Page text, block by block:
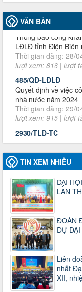
VĂN BẢN
60/TB-LĐLĐ
Thông báo công
LĐLĐ tỉnh Điện Biên
lượt xem: 816 | lượt
485/QĐ-LĐLĐ
Quyết định về việc
nhà nước năm 2024
Thời gian đăng: 29/
lượt xem: 915 | lượt
2930/TLĐ-TC
Công văn số 2930/
LĐLĐ Việt Nam về
Thời gian đăng: 06/
lượt xem: 1066 | lượt
47-TTCĐ/BTGTU
Thông tin chuyên
máy của hệ thống
quả
Thời gian đăng: 25/
lượt xem: 1221 | lượt
37/HD-TLĐ
Hướng dẫn Công
Ban Thanh tra Nhân
Thời gian đăng: 27/
lượt xem: 4942 | lượt
TIN XEM NHIỀU
ĐẠI
LẦN
ĐOÀN
DỰ ĐẠI
Liên
nhất
XII,